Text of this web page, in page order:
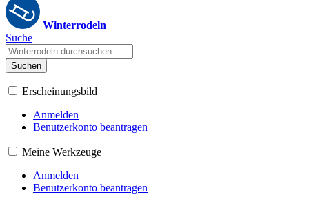
Winterrodeln
Suche
Suchen
Erscheinungsbild
Anmelden
Benutzerkonto beantragen
Meine Werkzeuge
Anmelden
Benutzerkonto beantragen